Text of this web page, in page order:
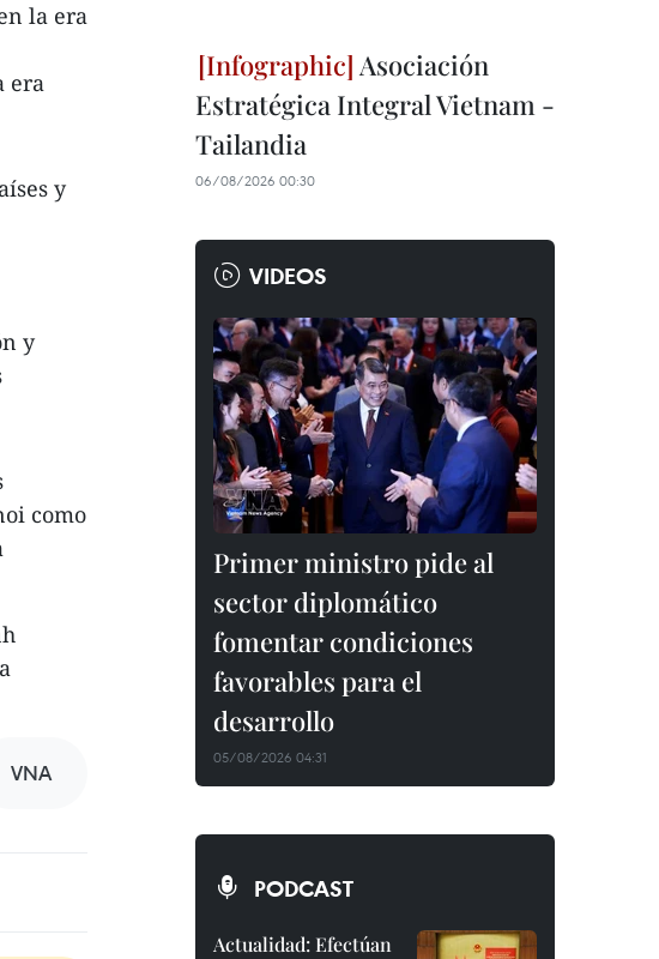
la era
era
y
y
como
VNA
Asociación
Estratégica Integral Vietnam -
Tailandia
06/08/2026 00:30
VIDEOS
Primer ministro pide al
sector diplomático
fomentar condiciones
favorables para el
desarrollo
05/08/2026 04:31
PODCAST
Actualidad: Efectúan